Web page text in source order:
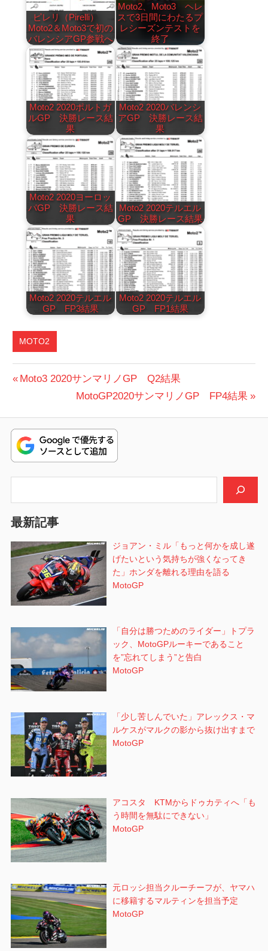
ピレリ（Pirelli）
Moto2＆Moto3で初の
バレンシアGP参戦へ
Moto2、Moto3 ヘレ
スで3日間にわたるプ
レシーズンテストを
終了
Moto2 2020ポルトガ
ルGP 決勝レース結
果
Moto2 2020バレンシ
アGP 決勝レース結
果
Moto2 2020ヨーロッ
パGP 決勝レース結
果
Moto2 2020テルエル
GP 決勝レース結果
Moto2 2020テルエル
GP FP3結果
Moto2 2020テルエル
GP FP1結果
MOTO2
投
ナ
ビ
ゲ
ー
シ
ョ
ン
前
稿:
Moto3 2020サンマリノGP Q2結果
次
投
稿:
MotoGP2020サンマリノGP FP4結果
最新記事
ジョアン・ミル「もっと何かを成し遂
げたいという気持ちが強くなってき
た」ホンダを離れる理由を語る
MotoGP
「自分は勝つためのライダー」トプラ
ック、MotoGPルーキーであること
を”忘れてしまう”と告白
MotoGP
「少し苦しんでいた」アレックス・マ
ルケスがマルクの影から抜け出すまで
MotoGP
アコスタ KTMからドゥカティへ「も
う時間を無駄にできない」
MotoGP
元ロッシ担当クルーチーフが、ヤマハ
に移籍するマルティンを担当予定
MotoGP